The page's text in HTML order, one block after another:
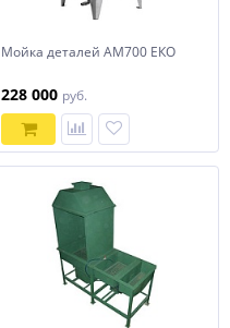
Мойка деталей АМ700 ЕКО
228 000 руб.